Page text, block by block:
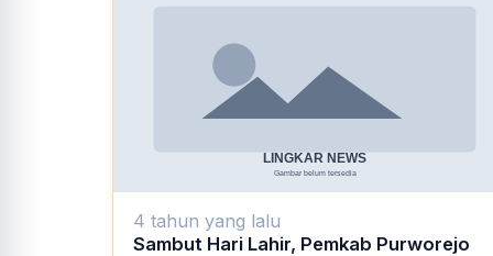
4 tahun yang lalu
Sambut Hari Lahir, Pemkab Purworejo